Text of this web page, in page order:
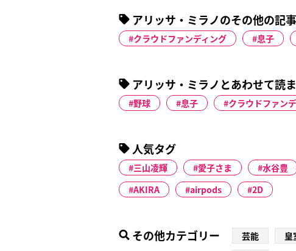
してパッキング
ておいた母乳を
アリッサ・ミラノのその他の記事
クラウドファンディング 息子
アリッサ・ミラノとあわせて読
野球 息子 クラウドファン
人気タグ
三山凌輝 愛子さま 水谷豊
AKIRA
airpods 2D
その他カテゴリー 芸能 皇